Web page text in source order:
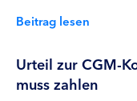
Beitrag lesen
Urteil zur CGM-
muss zahlen